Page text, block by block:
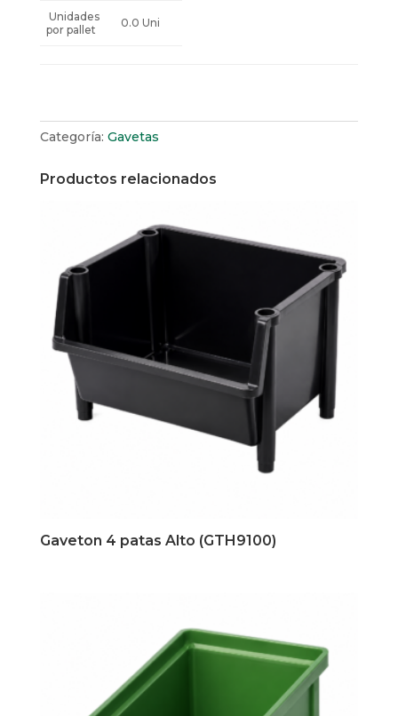
Unidades
por pallet
0.0 Uni
Categoría: Gavetas
Productos relacionados
Gaveton 4 patas Alto (GTH9100)